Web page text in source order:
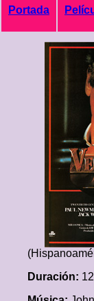
Portada
Duración: